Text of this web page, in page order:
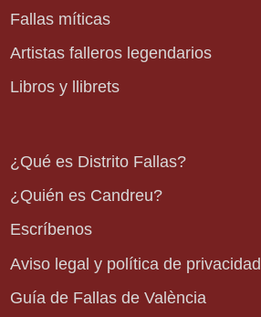
Fallas míticas
Artistas falleros legendarios
Libros y llibrets
¿Qué es Distrito Fallas?
¿Quién es Candreu?
Escríbenos
Aviso legal y política de privacidad
Guía de Fallas de València